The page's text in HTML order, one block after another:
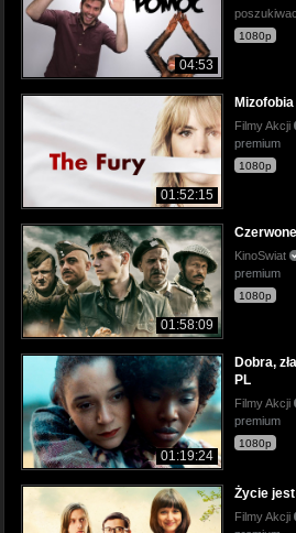
04:53
1080p
01:52:15
Filmy Akcji
premium
1080p
01:58:09
KinoSwiat
premium
1080p
01:19:24
Dobra,
PL
Filmy Akcji
premium
1080p
Życie jest
Filmy Akcji